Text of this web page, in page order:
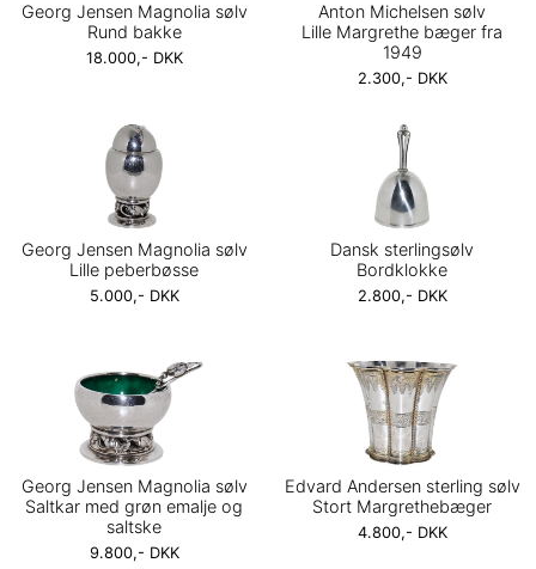
Georg Jensen Magnolia sølv
Rund bakke
18.000,- DKK
Anton Michelsen sølv
Lille Margrethe bæger fra
1949
2.300,- DKK
Georg Jensen Magnolia sølv
Lille peberbøsse
5.000,- DKK
Dansk sterlingsølv
Bordklokke
2.800,- DKK
Georg Jensen Magnolia sølv
Saltkar med grøn emalje og
saltske
9.800,- DKK
Edvard Andersen sterling sølv
Stort Margrethebæger
4.800,- DKK